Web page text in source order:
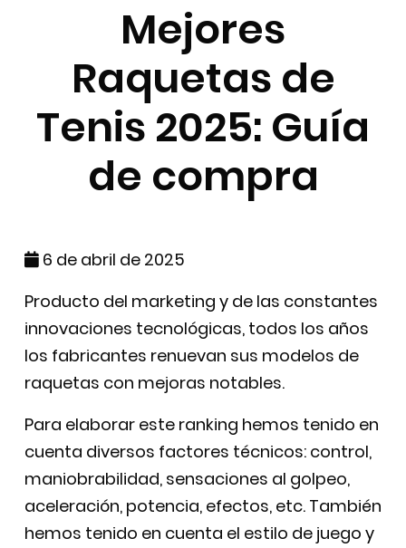
Mejores
Raquetas de
Tenis 2025: Guía
de compra
6 de abril de 2025
Producto del marketing y de las constantes
innovaciones tecnológicas, todos los años
los fabricantes renuevan sus modelos de
raquetas con mejoras notables.
Para elaborar este ranking hemos tenido en
cuenta diversos factores técnicos: control,
maniobrabilidad, sensaciones al golpeo,
aceleración, potencia, efectos, etc. También
hemos tenido en cuenta el estilo de juego y